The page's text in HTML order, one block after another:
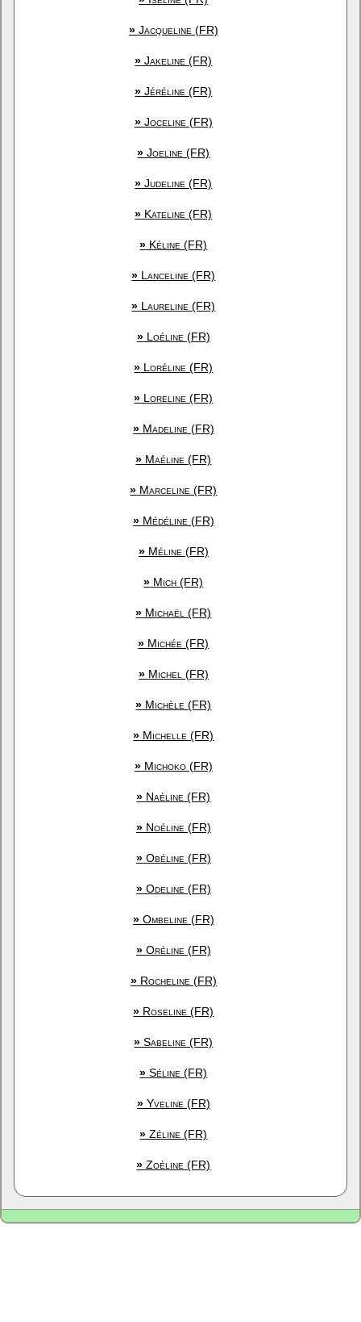
»Jacqueline (FR)
» Jakeline (FR)
» Jéréline (FR)
»Joceline (FR)
» Joeline (FR)
» Judeline (FR)
» Kateline (FR)
» Kéline (FR)
» Lanceline (FR)
» Laureline (FR)
»Loéline (FR)
» Loréline (FR)
» Loreline (FR)
»Madeline (FR)
» Maéline (FR)
» Marceline (FR)
»Médéline (FR)
»Méline (FR)
» Mich (FR)
» Michaël (FR)
» Michée (FR)
»Michel (FR)
» Michèle (FR)
» Michelle (FR)
»Michoko (FR)
» Naéline (FR)
»Noéline (FR)
»Obéline (FR)
»Odeline (FR)
»Ombeline (FR)
»Oréline (FR)
»Rocheline (FR)
» Roseline (FR)
» Sabeline (FR)
» Séline (FR)
»Yveline (FR)
» Zéline (FR)
» Zoéline (FR)